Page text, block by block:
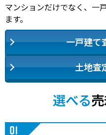
マンションだけでなく、一
ます。
一戸建て
土地査
選べる